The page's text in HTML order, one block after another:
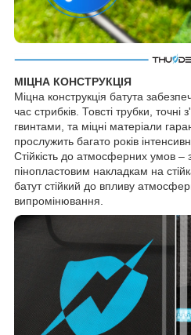
МІЦНА КОНСТРУКЦІЯ
Міцна конструкція батута
час стрибків. Товсті трубки, точні
гвинтами, та міцні матеріали
прослужить багато років
Стійкість до атмосферних умов –
пінопластовим накладкам на
батут стійкий до впливу
випромінювання.